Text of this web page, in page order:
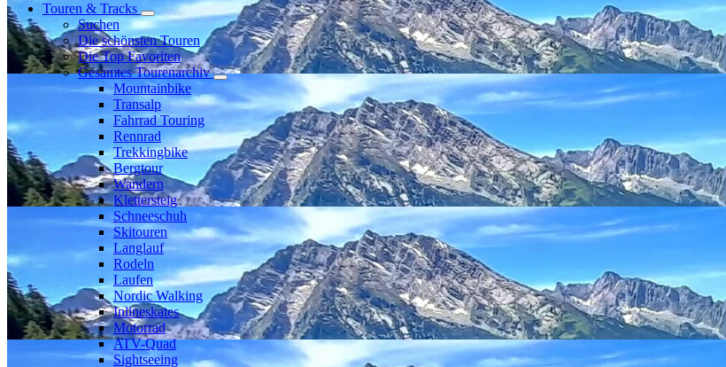
Touren & Tracks
Suchen
Die schönsten Touren
Die Top Favoriten
Gesamtes Tourenarchiv
Mountainbike
Transalp
Fahrrad Touring
Rennrad
Trekkingbike
Bergtour
Wandern
Klettersteig
Schneeschuh
Skitouren
Langlauf
Rodeln
Laufen
Nordic Walking
Inlineskates
Motorrad
ATV-Quad
Sightseeing